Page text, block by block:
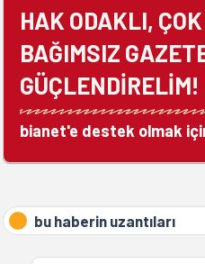
HAK ODAKLI,
BAĞIMSIZ
GÜÇLENDİRELİM!
bianet'e destek olmak
bu haberin uzantıları